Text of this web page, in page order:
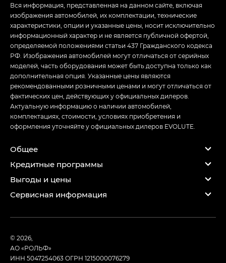
Вся информация, представленная на данном сайте, включая
изображения автомобилей, их комплектации, технические
характеристики, опции и указанные цены, носит исключительно
информационный характер и не является публичной офертой,
определяемой положениями статьи 437 Гражданского кодекса
РФ. Изображения автомобилей могут отличаться от серийных
моделей, часть оборудования может быть доступна только как
дополнительная опция. Указанные цены являются
рекомендованными розничными ценами и могут отличаться от
фактических цен, действующих у официальных дилеров.
Актуальную информацию о наличии автомобилей,
комплектациях, стоимости, условиях приобретения и
оформления уточняйте у официальных дилеров EVOLUTE.
Общее
Кредитные программы
Выгоды и цены
Сервисная информация
© 2026,
АО «РОЛЬФ»
ИНН 5047254063ОГРН 1215000076279